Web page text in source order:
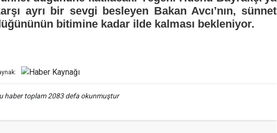
ayrı bir sevgi besleyen Bakan Avcı’nın, sünnet
bitimine kadar ilde kalması bekleniyor.
haber toplam 2083 defa okunmuştur